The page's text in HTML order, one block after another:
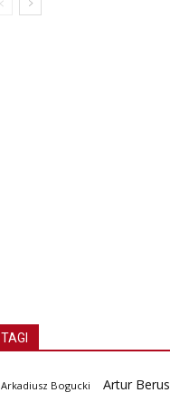
TAGI
Arkadiusz Bogucki Artur Berus